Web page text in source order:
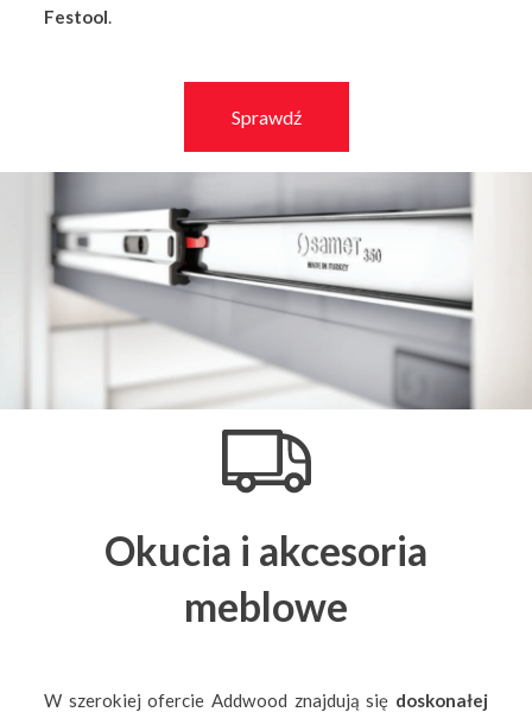
Festool.
Sprawdź
Okucia i akcesoria
meblowe
W szerokiej ofercie Addwood znajdują się doskonałej